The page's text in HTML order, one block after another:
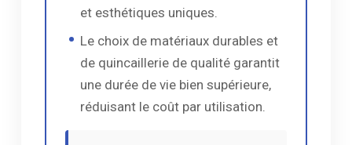
et esthétiques uniques.
Le choix de matériaux durables et
de quincaillerie de qualité garantit
une durée de vie bien supérieure,
réduisant le coût par utilisation.